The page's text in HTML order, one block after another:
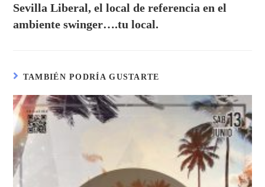
Sevilla Liberal, el local de referencia en el
ambiente swinger….tu local.
TAMBIÉN PODRÍA GUSTARTE